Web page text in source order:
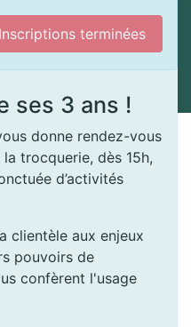
Inscriptions terminées
ses 3 ans !
donne rendez-vous
trocquerie, dès 15h,
d’activités
clientèle aux enjeux
pouvoirs de
confèrent l'usage